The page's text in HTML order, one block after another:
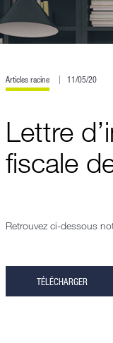
Articles racine 11/05/20
Lettre
fiscale
Retrouvez ci-dessous
TÉLÉCHARGER